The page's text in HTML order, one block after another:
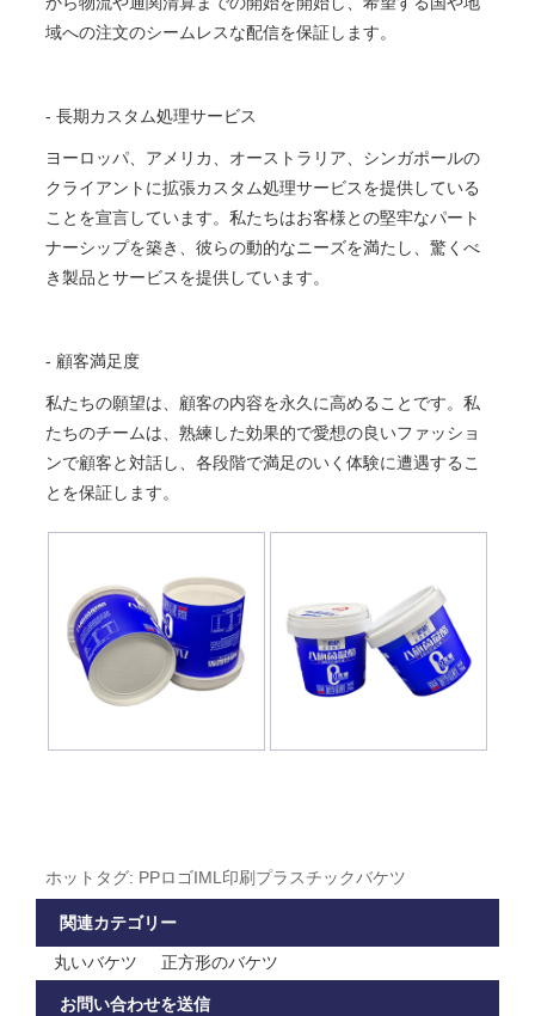
域への注文のシームレスな配信を保証します。
- 長期カスタム処理サービス
ヨーロッパ、アメリカ、オーストラリア、シンガポールの
クライアントに拡張カスタム処理サービスを提供している
ことを宣言しています。私たちはお客様との堅牢なパート
ナーシップを築き、彼らの動的なニーズを満たし、驚くべ
き製品とサービスを提供しています。
- 顧客満足度
私たちの願望は、顧客の内容を永久に高めることです。私
たちのチームは、熟練した効果的で愛想の良いファッショ
ンで顧客と対話し、各段階で満足のいく体験に遭遇するこ
とを保証します。
ホットタグ: PPロゴIML印刷プラスチックバケツ
関連カテゴリー
丸いバケツ 正方形のバケツ
お問い合わせを送信